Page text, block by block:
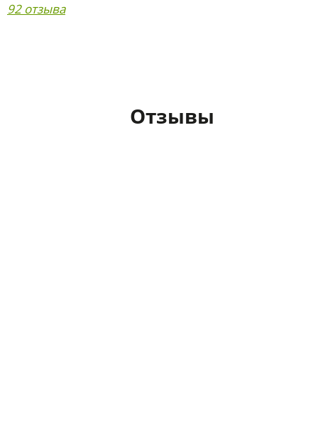
92 отзыва
Отзывы